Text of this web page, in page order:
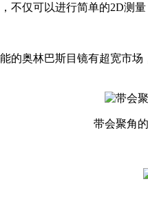
不仅可以进行简单的2D测
的奥林巴斯目镜有超宽市
带会聚